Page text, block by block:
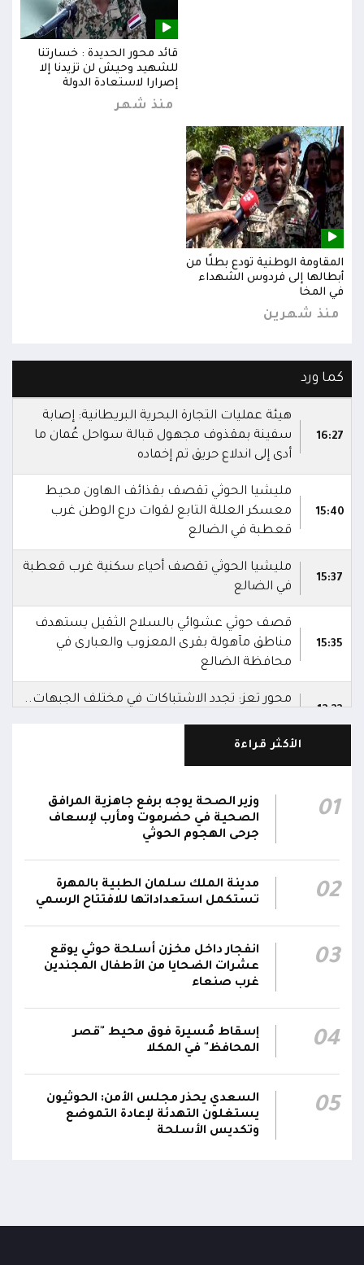
قائد محور الحديدة : خسارتنا
للشهيد وحيش لن تزيدنا إلا
إصرارا لاستعادة الدولة
منذ شهر
المقاومة الوطنية تودع بطلًا من
أبطالها إلى فردوس الشهداء
في المخا
منذ شهرين
كما ورد
16:27
هيئة عمليات التجارة البحرية البريطانية: إصابة
سفينة بمقذوف مجهول قبالة سواحل عُمان ما
أدى إلى اندلاع حريق تم إخماده
15:40
مليشيا الحوثي تقصف بقذائف الهاون محيط
معسكر العللة التابع لقوات درع الوطن غرب
قعطبة في الضالع
15:37
مليشيا الحوثي تقصف أحياء سكنية غرب قعطبة
في الضالع
15:35
قصف حوثي عشوائي بالسلاح الثقيل يستهدف
مناطق مآهولة بقرى المعزوب والعبارى في
محافظة الضالع
12:22
محور تعز: تجدد الاشتباكات في مختلف الجبهات..
الجبهات والمحاور التابعة للقوات المسلحة،
بمختلف تشكيلاتها ووحداتها ومنتسبيها
استهداف وحداتنا دون رد وسنتعامل مع أي اعتداء
جديد بالإجراءات العسكرية اللازمة والحازمة، وفقاً
لتوجيهات القيادة السياسية والعسكرية
ومقتضيات الموقف العملياتي
الناطق باسم القوات المسلحة: العملية جسدت
وحدة المحاور والقيادة والسيطرة للقوات المسلحة
الأكثر قراءة
01
وزير الصحة يوجه برفع جاهزية المرافق
الصحية في حضرموت ومأرب لإسعاف
جرحى الهجوم الحوثي
02
مدينة الملك سلمان الطبية بالمهرة
تستكمل استعداداتها للافتتاح الرسمي
03
انفجار داخل مخزن أسلحة حوثي يوقع
عشرات الضحايا من الأطفال المجندين
غرب صنعاء
04
إسقاط مُسيرة فوق محيط "قصر
المحافظ" في المكلا
05
السعدي يحذر مجلس الأمن: الحوثيون
يستغلون التهدئة لإعادة التموضع
وتكديس الأسلحة